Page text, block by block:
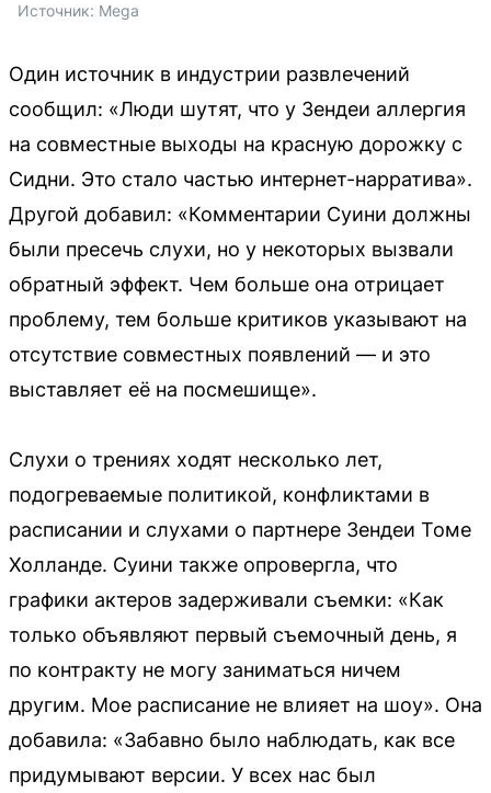
Источник: Mega
Один источник в индустрии развлечений
сообщил: «Люди шутят, что у Зендеи аллергия
на совместные выходы на красную дорожку с
Сидни. Это стало частью интернет-нарратива».
Другой добавил: «Комментарии Суини должны
были пресечь слухи, но у некоторых вызвали
обратный эффект. Чем больше она отрицает
проблему, тем больше критиков указывают на
отсутствие совместных появлений — и это
выставляет её на посмешище».
Слухи о трениях ходят несколько лет,
подогреваемые политикой, конфликтами в
расписании и слухами о партнере Зендеи Томе
Холланде. Суини также опровергла, что
графики актеров задерживали съемки: «Как
только объявляют первый съемочный день, я
по контракту не могу заниматься ничем
другим. Мое расписание не влияет на шоу». Она
добавила: «Забавно было наблюдать, как все
придумывают версии. У всех нас был